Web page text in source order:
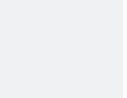
électrique
manuel